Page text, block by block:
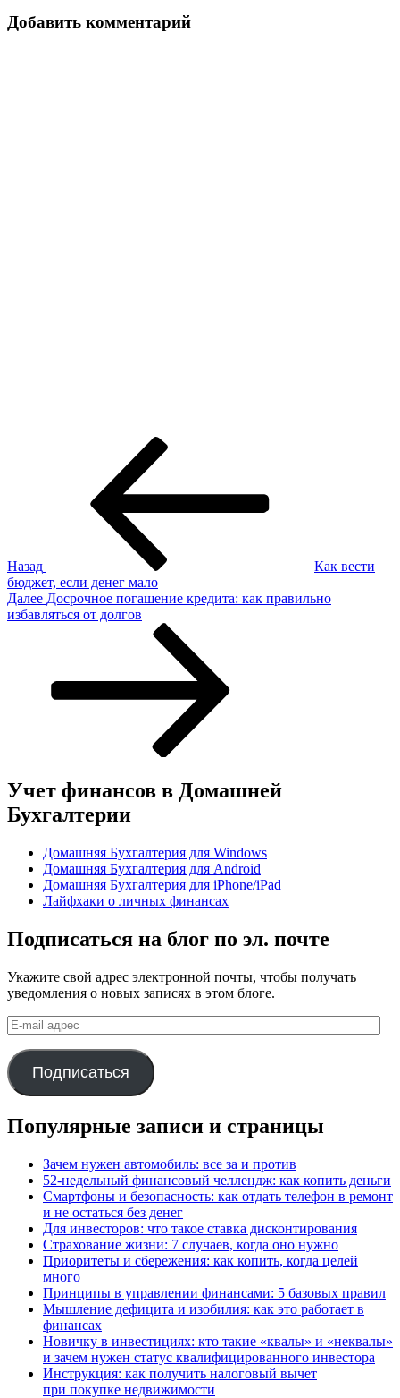
Добавить комментарий
Назад
Как вести
бюджет, если денег мало
Следующая
запись
Далее Досрочное погашение кредита: как правильно
избавляться от долгов
Учет финансов в Домашней
Бухгалтерии
Домашняя Бухгалтерия для Windows
Домашняя Бухгалтерия для Android
Домашняя Бухгалтерия для iPhone/iPad
Лайфхаки о личных финансах
Подписаться на блог по эл. почте
Укажите свой адрес электронной почты, чтобы получать
уведомления о новых записях в этом блоге.
E-
mail
адрес
Подписаться
Популярные записи и страницы
Зачем нужен автомобиль: все за и против
52-недельный финансовый челлендж: как копить деньги
Смартфоны и безопасность: как отдать телефон в ремонт
и не остаться без денег
Для инвесторов: что такое ставка дисконтирования
Страхование жизни: 7 случаев, когда оно нужно
Приоритеты и сбережения: как копить, когда целей
много
Принципы в управлении финансами: 5 базовых правил
Мышление дефицита и изобилия: как это работает в
финансах
Новичку в инвестициях: кто такие «квалы» и «неквалы»
и зачем нужен статус квалифицированного инвестора
Инструкция: как получить налоговый вычет
при покупке недвижимости